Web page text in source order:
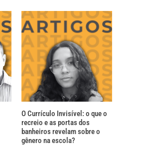
O Currículo Invisível: o que o
recreio e as portas dos
banheiros revelam sobre o
gênero na escola?